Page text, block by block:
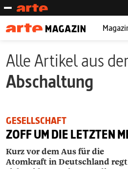
Alle Artikel aus
Abschaltung
GESELLSCHAFT
ZOFF UM DIE LETZTEN
Kurz vor dem Aus für die
Atomkraft in Deutschland regt